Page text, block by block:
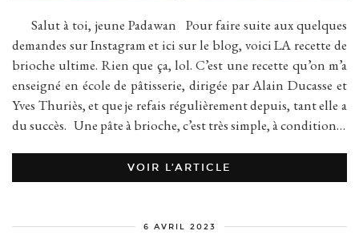
Salut à toi, jeune Padawan Pour faire suite aux quelques
demandes sur Instagram et ici sur le blog, voici LA recette de
brioche ultime. Rien que ça, lol. C’est une recette qu’on m’a
enseigné en école de pâtisserie, dirigée par Alain Ducasse et
Yves Thuriès, et que je refais régulièrement depuis, tant elle a
du succès. Une pâte à brioche, c’est très simple, à condition…
VOIR L’ARTICLE
6 AVRIL 2023